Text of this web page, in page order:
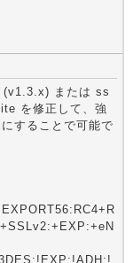
または ss
を修正して、強
することで可能で